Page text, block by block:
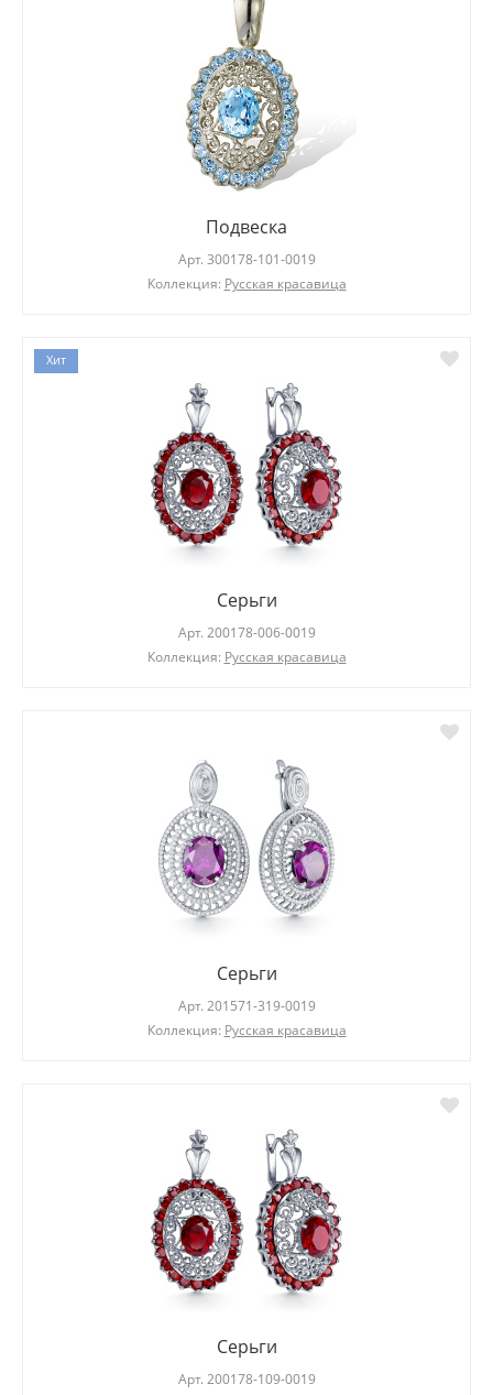
Подвеска
Арт. 300178-101-0019
Коллекция: Русская красавица
Хит
Серьги
Арт. 200178-006-0019
Коллекция: Русская красавица
Серьги
Арт. 201571-319-0019
Коллекция: Русская красавица
Серьги
Арт. 200178-109-0019